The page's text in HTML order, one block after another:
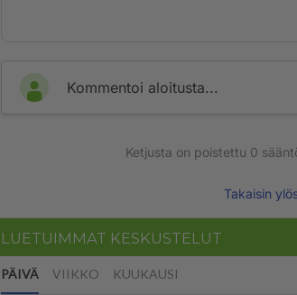
Kommentoi aloitusta...
Ketjusta on poistettu 0
Takaisin
LUETUIMMAT KESKUSTELUT
PÄIVÄ VIIKKO KUUKAUSI